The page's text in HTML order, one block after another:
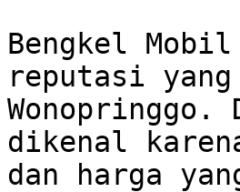
Bengkel
reputasi
dikenal
dan harga